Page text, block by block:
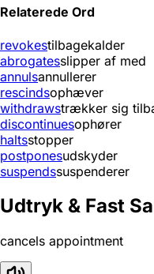
Relaterede Ord
revokestilbagekalder
abrogatesslipper af med
annulsannullerer
rescindsophæver
withdrawstrækker sig
discontinuesophører
haltsstopper
postponesudskyder
suspendssuspenderer
Udtryk & Fast
cancels appointment